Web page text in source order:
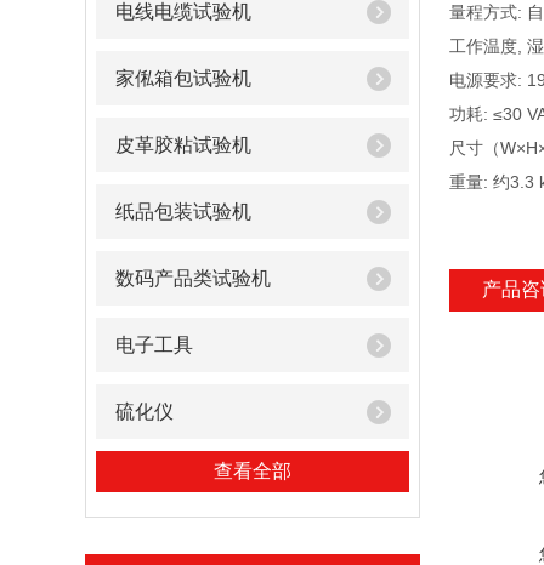
电线电缆试验机
家俬箱包试验机
皮革胶粘试验机
纸品包装试验机
数码产品类试验机
电子工具
硫化仪
查看全部
量程方式:
工作温度,
电源要求:
功耗: ≤30
尺寸（
重量: 约3.3
产品